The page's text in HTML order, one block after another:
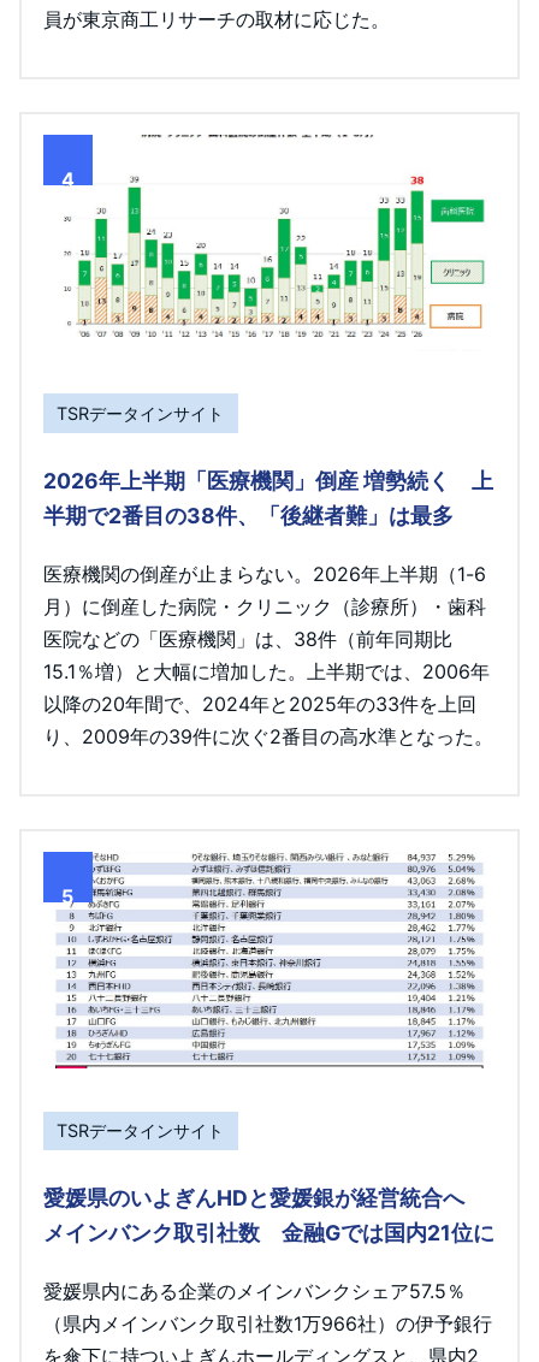
員が東京商工リサーチの取材に応じた。
4
TSRデータインサイト
2026年上半期「医療機関」倒産 増勢続く 上
半期で2番目の38件、「後継者難」は最多
医療機関の倒産が止まらない。2026年上半期（1-6
月）に倒産した病院・クリニック（診療所）・歯科
医院などの「医療機関」は、38件（前年同期比
15.1％増）と大幅に増加した。上半期では、2006年
以降の20年間で、2024年と2025年の33件を上回
り、2009年の39件に次ぐ2番目の高水準となった。
5
TSRデータインサイト
愛媛県のいよぎんHDと愛媛銀が経営統合へ
メインバンク取引社数 金融Gでは国内21位に
愛媛県内にある企業のメインバンクシェア57.5％
（県内メインバンク取引社数1万966社）の伊予銀行
を傘下に持ついよぎんホールディングスと、県内2